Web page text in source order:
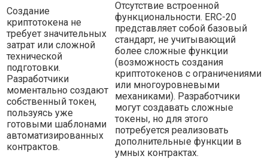
Создание
криптотокена не
требует значительных
затрат или сложной
технической
подготовки.
Разработчики
моментально создают
собственный токен,
пользуясь уже
готовыми шаблонами
автоматизированных
контрактов.
Отсутствие встроенной
функциональности. ERC-20
представляет собой базовый
стандарт, не учитывающий
более сложные функции
(возможность создания
криптотокенов с ограничениями
или многоуровневыми
механиками). Разработчики
могут создавать сложные
токены, но для этого
потребуется реализовать
дополнительные функции в
умных контрактах.